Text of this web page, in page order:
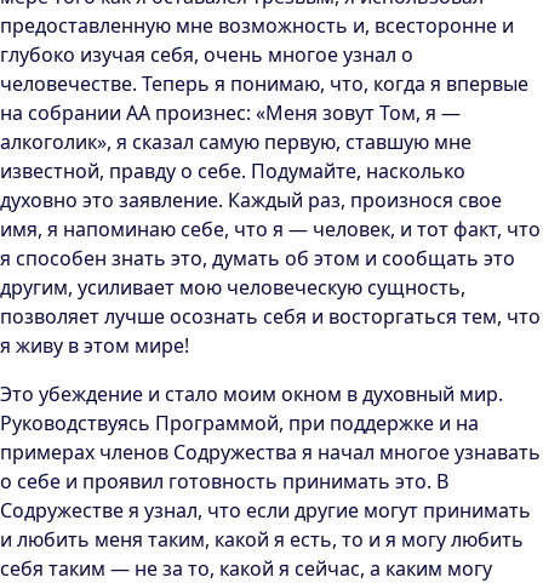
предоставленную мне возможность и, всесторонне и
глубоко изучая себя, очень многое узнал о
человечестве. Теперь я понимаю, что, когда я впервые
на собрании АА произнес: «Меня зовут Том, я —
алкоголик», я сказал самую первую, ставшую мне
известной, правду о себе. Подумайте, насколько
духовно это заявление. Каждый раз, произнося свое
имя, я напоминаю себе, что я — человек, и тот факт, что
я способен знать это, думать об этом и сообщать это
другим, усиливает мою человеческую сущность,
позволяет лучше осознать себя и восторгаться тем, что
я живу в этом мире!
Это убеждение и стало моим окном в духовный мир.
Руководствуясь Программой, при поддержке и на
примерах членов Содружества я начал многое узнавать
о себе и проявил готовность принимать это. В
Содружестве я узнал, что если другие могут принимать
и любить меня таким, какой я есть, то и я могу любить
себя таким — не за то, какой я сейчас, а каким могу